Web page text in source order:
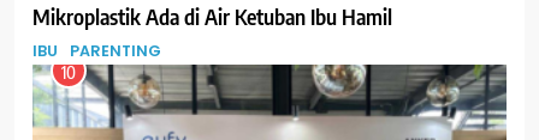
Mikroplastik Ada di Air Ketuban Ibu Hamil
IBU PARENTING
10